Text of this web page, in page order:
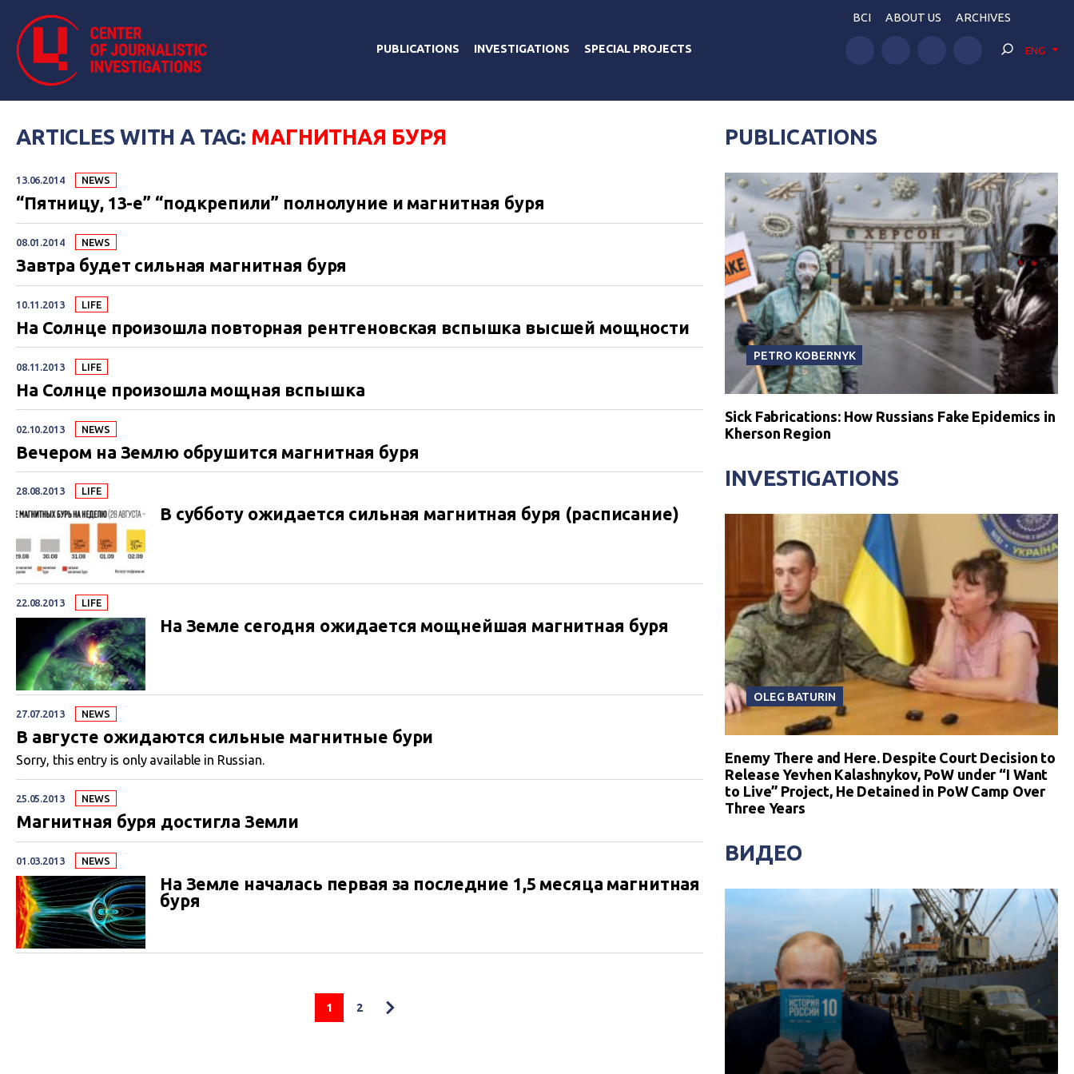
PUBLICATIONS INVESTIGATIONS SPECIAL PROJECTS
BCI ABOUT US ARCHIVES
ENG
ARTICLES WITH A TAG: МАГНИТНАЯ БУРЯ
13.06.2014 NEWS
“Пятницу, 13-е” “подкрепили” полнолуние и магнитная буря
08.01.2014 NEWS
Завтра будет сильная магнитная буря
10.11.2013 LIFE
На Солнце произошла повторная рентгеновская вспышка высшей мощности
08.11.2013 LIFE
На Солнце произошла мощная вспышка
02.10.2013 NEWS
Вечером на Землю обрушится магнитная буря
28.08.2013 LIFE
В субботу ожидается сильная магнитная буря (расписание)
22.08.2013 LIFE
На Земле сегодня ожидается мощнейшая магнитная буря
27.07.2013 NEWS
В августе ожидаются сильные магнитные бури
Sorry, this entry is only available in Russian.
25.05.2013 NEWS
Магнитная буря достигла Земли
01.03.2013 NEWS
На Земле началась первая за последние 1,5 месяца магнитная
буря
1 2
PUBLICATIONS
PETRO KOBERNYK
Sick Fabrications: How Russians Fake Epidemics in
Kherson Region
INVESTIGATIONS
OLEG BATURIN
Enemy There and Here. Despite Court Decision to
Release Yevhen Kalashnykov, PoW under “I Want
to Live” Project, He Detained in PoW Camp Over
Three Years
ВИДЕО